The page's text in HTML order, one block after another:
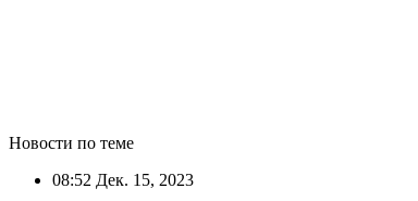
Новости по теме
08:52 Дек. 15, 2023